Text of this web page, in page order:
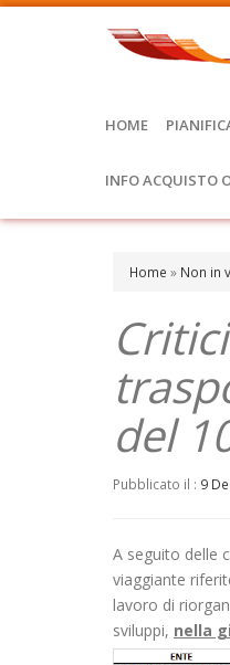
HOME
INFO ACQUISTO
Home » Non in
del
Pubblicato il : 9
A seguito delle
viaggiante
lavoro di
sviluppi, nella